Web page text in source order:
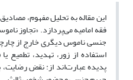
این مقاله به تحلیل مفهوم،
فقه امامیه می‌پردازد. «تجاوز
جنسی ناموس دیگری خارج از
استفاده از زور، تهدید،
پدیده عبارت‌اند از: نقض رضایت،